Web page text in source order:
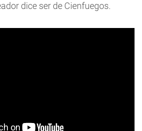
dice ser de Cienfuegos.